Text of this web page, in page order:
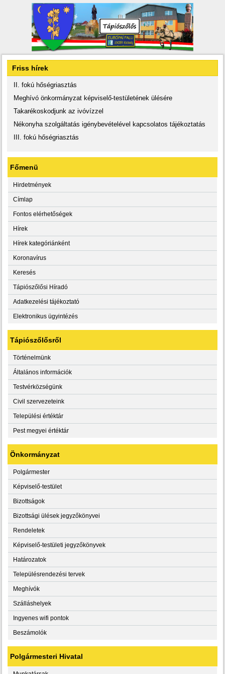
Friss hírek
II. fokú hőségriasztás
Meghívó önkormányzat képviselő-testületének ülésére
Takarékoskodjunk az ivóvízzel
Nékonyha szolgáltatás igénybevételével kapcsolatos tájékoztatás
III. fokú hőségriasztás
Főmenü
Hirdetmények
Címlap
Fontos elérhetőségek
Hírek
Hírek kategóriánként
Koronavírus
Keresés
Tápiószőlősi Híradó
Adatkezelési tájékoztató
Elektronikus ügyintézés
Tápiószőlősről
Történelmünk
Általános információk
Testvérközségünk
Civil szervezeteink
Települési értéktár
Pest megyei értéktár
Önkormányzat
Polgármester
Képviselő-testület
Bizottságok
Bizottsági ülések jegyzőkönyvei
Rendeletek
Képviselő-testületi jegyzőkönyvek
Határozatok
Településrendezési tervek
Meghívók
Szálláshelyek
Ingyenes wifi pontok
Beszámolók
Polgármesteri Hivatal